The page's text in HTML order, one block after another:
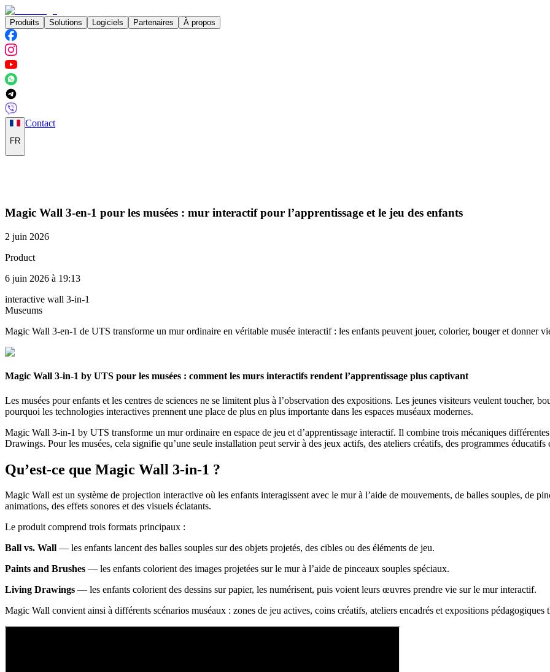
Produits Solutions Logiciels Partenaires À propos
FR
Contact
Magic Wall 3-en-1 pour les musées : mur interactif pour l’apprentissage et le jeu des enfants
2 juin 2026
Product
6 juin 2026 à 19:13
interactive wall 3-in-1
Museums
Magic Wall 3-en-1 de UTS transforme un mur ordinaire en véritable musée interactif : les enfants peuvent jouer, colorier, bouger et donner
Magic Wall 3-in-1 by UTS pour les musées : comment les murs interactifs rendent l’apprentissage plus captivant
Les musées pour enfants et les centres de sciences ne se limitent plus à l’observation des expositions. Les jeunes visiteurs veulent toucher,
pourquoi les technologies interactives prennent une place de plus en plus importante dans les espaces muséaux modernes.
Magic Wall 3-in-1 by UTS transforme un mur ordinaire en espace de jeu et d’apprentissage interactif. Il combine trois mécaniques
Drawings. Pour les musées, cela signifie qu’une seule installation peut servir à des jeux actifs, des ateliers créatifs, des programmes éducatifs
Qu’est-ce que Magic Wall 3-in-1 ?
Magic Wall est un système de projection interactive où les enfants interagissent avec le mur à l’aide de mouvements, de balles souples, de
animations, des effets sonores et des visuels éclatants.
Le produit comprend trois formats principaux :
Ball vs. Wall — les enfants lancent des balles souples sur des objets projetés, des cibles ou des éléments de jeu.
Paints and Brushes — les enfants colorient des images projetées sur le mur à l’aide de pinceaux souples spéciaux.
Living Drawings — les enfants colorient des dessins sur papier, les numérisent, puis voient leurs œuvres prendre vie sur le mur interactif.
Magic Wall convient ainsi à différents scénarios muséaux : zones de jeu actives, coins créatifs, ateliers encadrés et expositions pédagogiques